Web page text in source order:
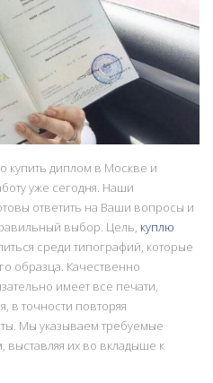
купить диплом в Москве и
уже сегодня. Наши
ответить на Ваши вопросы и
выбор. Цель, куплю
среди типографий, которые
образца. Качественно
имеет все печати,
в точности повторяя
Мы указываем требуемые
их во вкладыше к